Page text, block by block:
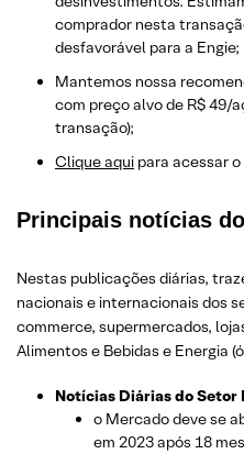
comprador nesta
desfavorável para a Engie;
Mantemos nossa
com preço alvo de R$ 49/
transação);
Clique aqui para acessar
Principais notícias
Nestas publicações diárias,
nacionais e internacionais dos
commerce, supermercados,
Alimentos e Bebidas e Energia
Notícias Diárias do Setor
o Mercado deve se
em 2023 após 18